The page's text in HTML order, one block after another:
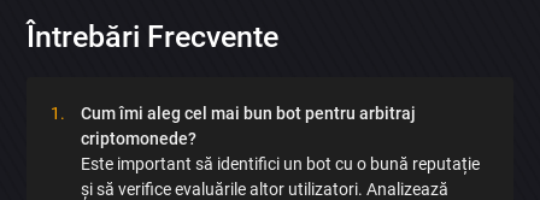
Întrebări Frecvente
Cum îmi aleg cel mai bun bot pentru arbitraj
criptomonede?
Este important să identifici un bot cu o bună reputație
și să verifice evaluările altor utilizatori. Analizează